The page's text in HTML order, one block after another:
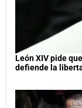
León XIV pide
defiende la